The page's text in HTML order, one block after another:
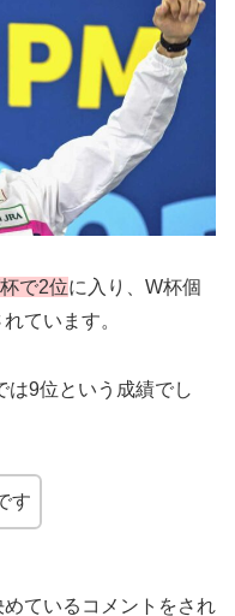
で2位に入り、W杯個
ています。
は9位という成績でし
す
ているコメントをされ